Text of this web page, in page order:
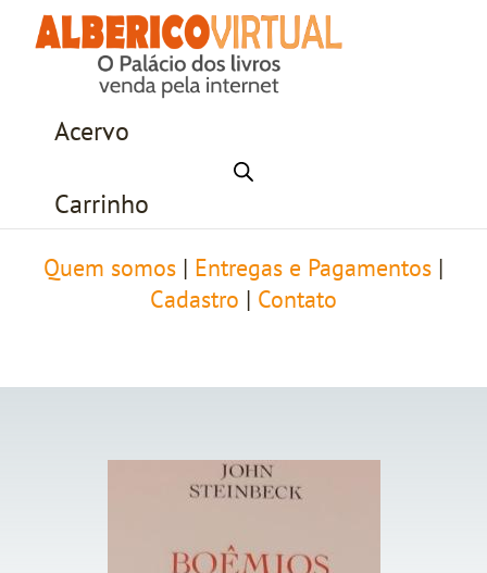
Acervo
Carrinho
Quem somos Entregas e Pagamentos
Cadastro
Contato